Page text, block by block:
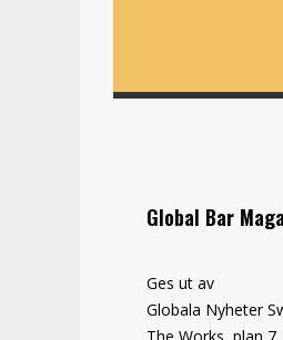
Global Bar
Ges ut av
Globala Nyheter